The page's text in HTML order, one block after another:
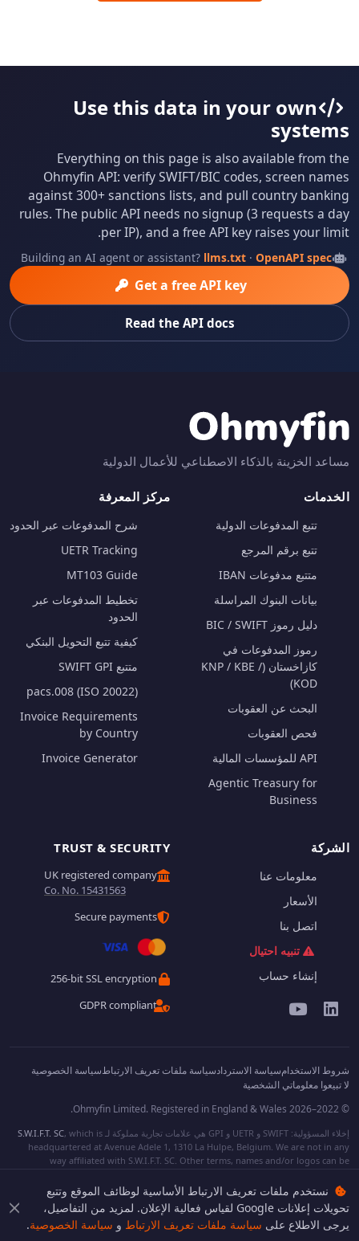
نستخدم ملفات تعريف الارتباط الأساسية لوظائف الموقع وتتبع
تحويلات إعلانات Google لقياس فعالية الإعلان. لمزيد من التفاصيل،
يرجى الاطلاع على سياسة ملفات تعريف الارتباط و سياسة الخصوصية.
Use this data in your own
systems
Everything on this page is also available from the
Ohmyfin API: verify SWIFT/BIC codes, screen names
against 300+ sanctions lists, and pull country banking
rules. The public API needs no signup (3 requests a day
per IP), and a free API key raises your limit.
Building an AI agent or assistant? llms.txt ·OpenAPI spec
Get a free API key
Read the API docs
مساعد الخزينة بالذكاء الاصطناعي للأعمال الدولية
الخدمات
تتبع المدفوعات الدولية
تتبع برقم المرجع
متتبع مدفوعات IBAN
بيانات البنوك المراسلة
دليل رموز BIC / SWIFT
رموز المدفوعات في
كازاخستان (KNP / KBE /
KOD)
البحث عن العقوبات
فحص العقوبات
API للمؤسسات المالية
Agentic Treasury for
Business
مركز المعرفة
شرح المدفوعات عبر الحدود
UETR Tracking
MT103 Guide
تخطيط المدفوعات عبر
الحدود
كيفية تتبع التحويل البنكي
متتبع SWIFT GPI
pacs.008 (ISO 20022)
Invoice Requirements
by Country
Invoice Generator
الشركة
معلومات عنا
الأسعار
اتصل بنا
تنبيه احتيال
إنشاء حساب
TRUST & SECURITY
UK registered company
Co. No. 15431563
Secure payments
256-bit SSL encryption
GDPR compliant
شروط الاستخدامسياسة الاستردادسياسة ملفات تعريف الارتباطسياسة الخصوصية
لا تبيعوا معلوماتي الشخصية
© 2022–2026 Ohmyfin Limited. Registered in England & Wales.
إخلاء المسؤولية: SWIFT و UETR و GPI هي علامات تجارية مملوكة لـ S.W.I.F.T. SC, which is
headquartered at Avenue Adele 1, 1310 La Hulpe, Belgium. We are not in any
way affiliated with S.W.I.F.T. SC. Other terms, names and/or logos can be
stated. We do not provide any financial services.